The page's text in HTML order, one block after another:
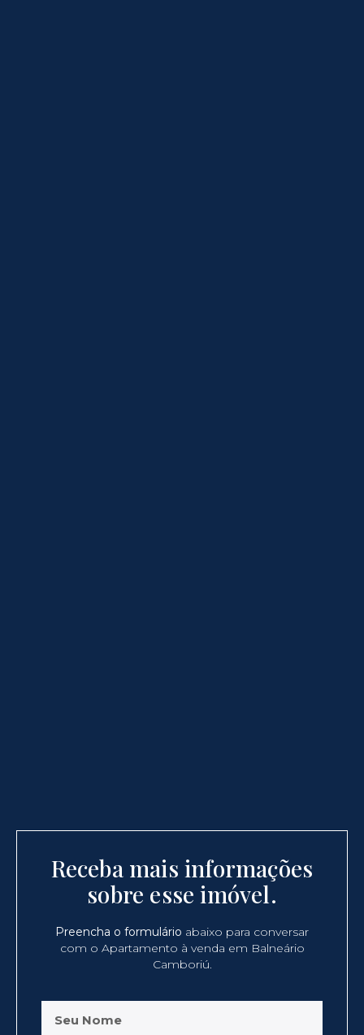
Receba mais informações
sobre esse imóvel.
Preencha o formulário abaixo para conversar
com o Apartamento à venda em Balneário
Camboriú.